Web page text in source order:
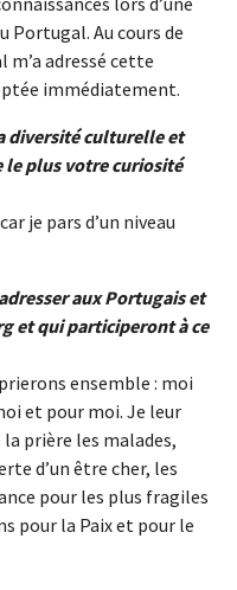
Portugal. Au cours de
m’a adressé cette
immédiatement.
diversité culturelle et
le plus votre curiosité
je pars d’un niveau
aux Portugais et
et qui participeront à ce
ensemble : moi
et pour moi. Je leur
prière les malades,
d’un être cher, les
pour les plus fragiles
pour la Paix et pour le